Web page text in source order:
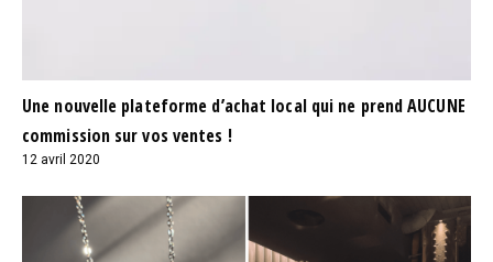
Une nouvelle plateforme d’achat local qui ne prend AUCUNE
commission sur vos ventes !
12 avril 2020